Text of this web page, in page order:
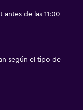
de las 11:00
según el tipo de